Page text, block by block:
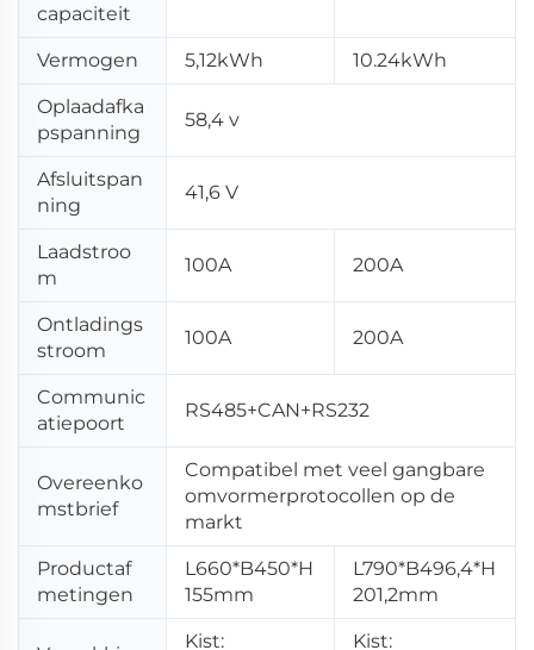
capaciteit
Vermogen 5,12kWh 10.24kWh
Oplaadafka
pspanning
58,4 v
Afsluitspan
ning
41,6 V
Laadstroo
m
100A 200A
Ontladings
stroom
100A 200A
Communic
atiepoort
RS485+CAN+RS232
Overeenko
mstbrief
Compatibel met veel gangbare
omvormerprotocollen op de
markt
Productaf
metingen
L660*B450*H
155mm
L790*B496,4*H
201,2mm
Kist: Kist: